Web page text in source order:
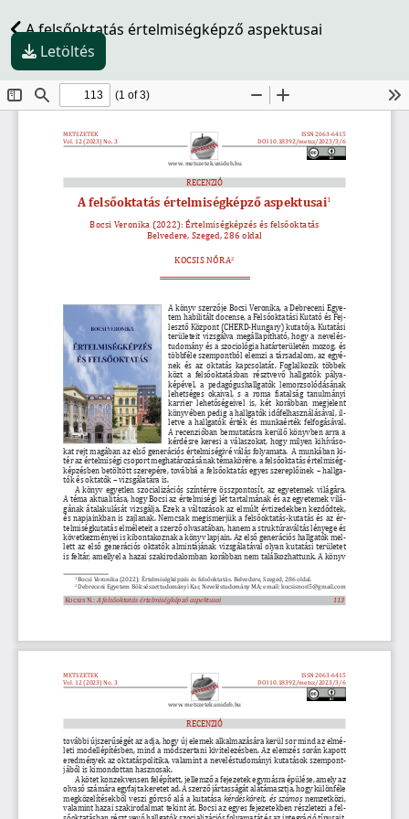
A felsőoktatás értelmiségképző aspektusai
Letöltés